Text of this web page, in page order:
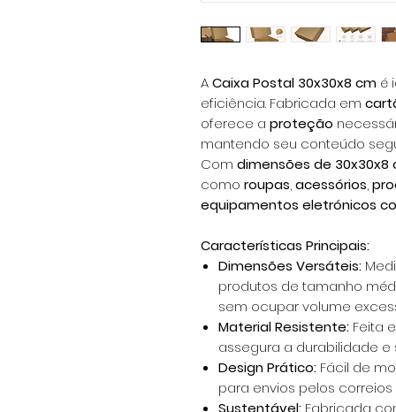
ACaixa Postal 30x30x8 cm é
eficiência. Fabricada em
oferece a proteção
mantendo seu conteúdo
Com dimensões de 30x30x8
como roupas,acessórios,
equipamentos eletrónicos
Características Principais:
Dimensões Versáteis:
produtos de tamanho
sem ocupar volume
Material Resistente: Feita
assegura a durabilidade
Design Prático: Fácil de
para envios pelos
Sustentável: Fabricada